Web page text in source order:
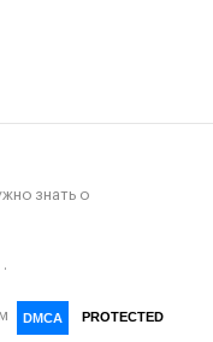
знать о
.
DMCA PROTECTED